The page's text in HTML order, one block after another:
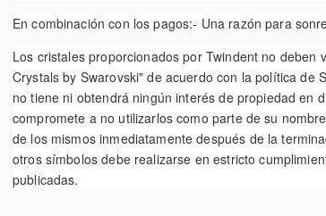
En combinación con los pagos:- Una razón para
Los cristales proporcionados por Twindent no deben
Crystals by Swarovski" de acuerdo con la política de
no tiene ni obtendrá ningún interés de propiedad en
compromete a no utilizarlos como parte de su
de los mismos inmediatamente después de la
otros símbolos debe realizarse en estricto
publicadas.